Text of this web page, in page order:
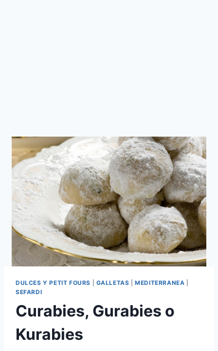
DULCES Y PETIT FOURS GALLETAS |MEDITERRANEA
SEFARDI
Curabies, Gurabies o
Kurabies